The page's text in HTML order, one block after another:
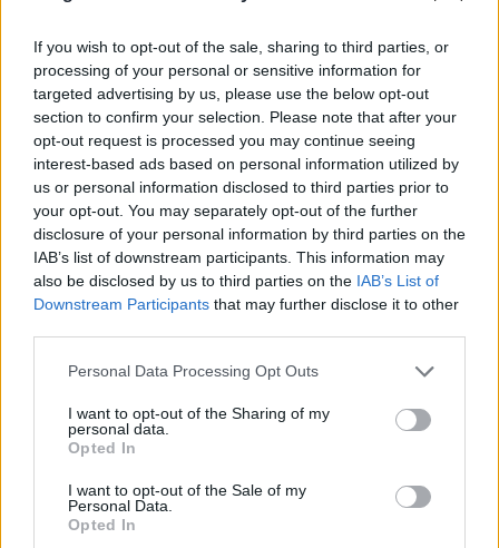
If you wish to opt-out of the sale, sharing to third parties, or
processing of your personal or sensitive information for
targeted advertising by us, please use the below opt-out
section to confirm your selection. Please note that after your
opt-out request is processed you may continue seeing
interest-based ads based on personal information utilized by
us or personal information disclosed to third parties prior to
your opt-out. You may separately opt-out of the further
disclosure of your personal information by third parties on the
IAB’s list of downstream participants. This information may
also be disclosed by us to third parties on the IAB’s List of
Downstream Participants that may further disclose it to other
Please note that this website/app uses one or more Google
not limited to your visit or usage behaviour. You may click to
grant or deny consent to Google and its third-party tags to
use your data for below specified purposes in below Google
consent section.
Personal Data Processing Opt Outs
I want to opt-out of the Sharing of my
personal data.
Opted In
I want to opt-out of the Sale of my
Personal Data.
Opted In
hazugság támogatása.
redriot77
16 éve
@drkovax: az eddigi tevékenységéből nekem az jött
le, hogy Szepessy egy két lábbal a földön álló, a
hétköznapi problémákat a rendelkezésére álló
eszközökkel gyakorlatban megoldó (nem csak
pofázik) ember. A sok szócsavaró, ígérgető
manipulátor mellett hitelesnek tűnik.
hiányoznak az ilyen hozzáállású emberek a
parlamentből. Szerintem pozitív dolog, ha lesz
lehetőség lesz bejuttatni őket!